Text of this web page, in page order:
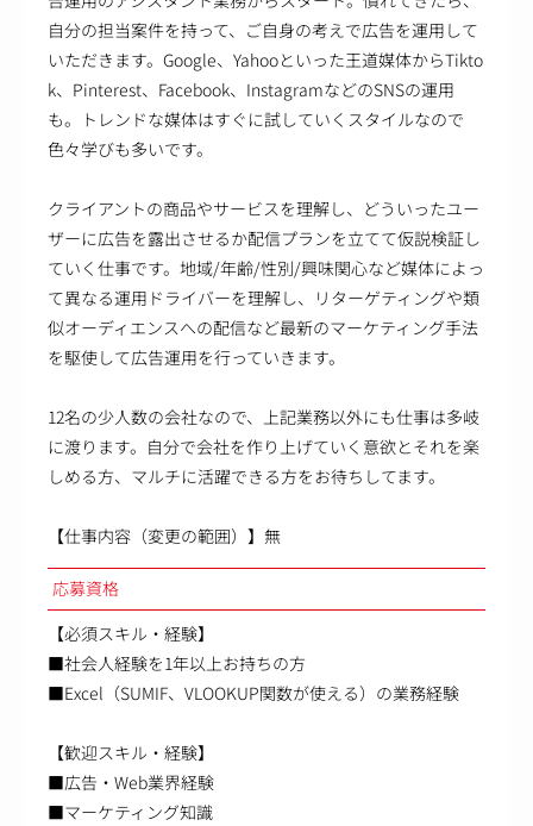
自分の担当案件を持って、ご自身の考えで広告を運用して
いただきます。Google、Yahooといった王道媒体からTikto
k、Pinterest、Facebook、InstagramなどのSNSの運用
も。トレンドな媒体はすぐに試していくスタイルなので
色々学びも多いです。
クライアントの商品やサービスを理解し、どういったユー
ザーに広告を露出させるか配信プランを立てて仮説検証し
ていく仕事です。地域/年齢/性別/興味関心など媒体によっ
て異なる運用ドライバーを理解し、リターゲティングや類
似オーディエンスへの配信など最新のマーケティング手法
を駆使して広告運用を行っていきます。
12名の少人数の会社なので、上記業務以外にも仕事は多岐
に渡ります。自分で会社を作り上げていく意欲とそれを楽
しめる方、マルチに活躍できる方をお待ちしてます。
【仕事内容（変更の範囲）】無
応募資格
【必須スキル・経験】
■社会人経験を1年以上お持ちの方
■Excel（SUMIF、VLOOKUP関数が使える）の業務経験
【歓迎スキル・経験】
■広告・Web業界経験
■マーケティング知識